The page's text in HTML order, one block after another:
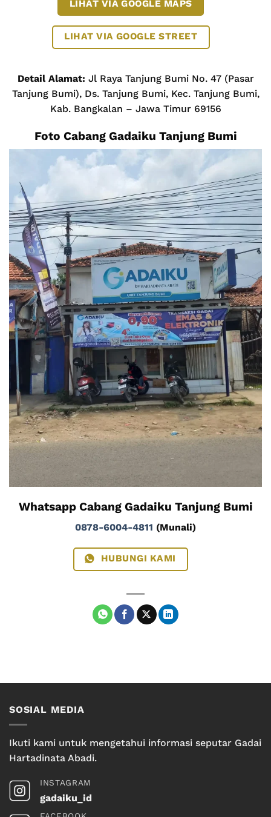
LIHAT VIA GOOGLE MAPS
LIHAT VIA GOOGLE STREET
Detail Alamat: Jl Raya Tanjung Bumi No. 47 (Pasar
Tanjung Bumi), Ds. Tanjung Bumi, Kec. Tanjung Bumi,
Kab. Bangkalan – Jawa Timur 69156
Foto Cabang Gadaiku Tanjung Bumi
Whatsapp Cabang Gadaiku Tanjung Bumi
0878-6004-4811 (Munali)
HUBUNGI KAMI
SOSIAL MEDIA
Ikuti kami untuk mengetahui informasi seputar Gadai
Hartadinata Abadi.
INSTAGRAM
gadaiku_id